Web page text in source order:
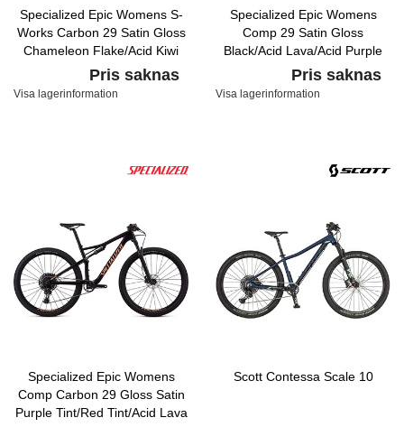
Specialized Epic Womens S-
Works Carbon 29 Satin Gloss
Chameleon Flake/Acid Kiwi
Pris saknas
Visa lagerinformation
Specialized Epic Womens
Comp 29 Satin Gloss
Black/Acid Lava/Acid Purple
Pris saknas
Visa lagerinformation
Specialized Epic Womens
Comp Carbon 29 Gloss Satin
Purple Tint/Red Tint/Acid Lava
Scott Contessa Scale 10